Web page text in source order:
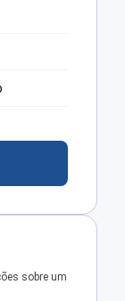
sobre um